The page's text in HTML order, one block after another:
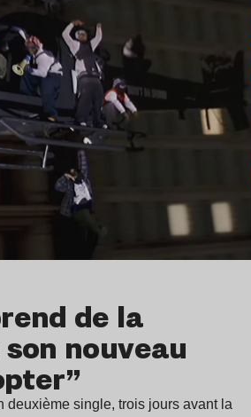
de la
nouveau
deuxième single, trois jours avant la